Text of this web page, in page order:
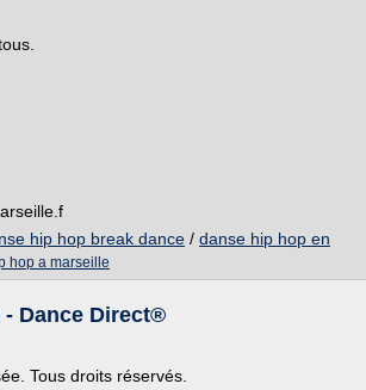
hip hop break dance / danse hip hop en
hop a marseille
- Dance Direct®
Tous droits réservés.